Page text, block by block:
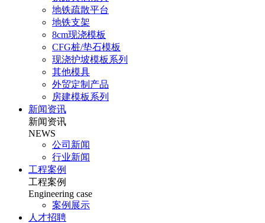
地铁疏散平台
地铁支架
8cm现浇模板
CFG桩/垫石模板
现浇护坡模板系列
其他模具
外贸定制产品
房建模板系列
新闻资讯
新闻资讯
NEWS
公司新闻
行业新闻
工程案例
工程案例
Engineering case
案例展示
人才招聘